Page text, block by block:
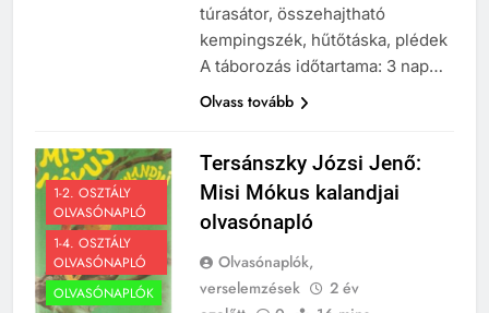
túrasátor, összehajtható
kempingszék, hűtőtáska, plédek
A táborozás időtartama: 3 nap…
Olvass tovább
1-2. OSZTÁLY
OLVASÓNAPLÓ
1-4. OSZTÁLY
OLVASÓNAPLÓ
OLVASÓNAPLÓK
Tersánszky Józsi Jenő:
Misi Mókus kalandjai
olvasónapló
Olvasónaplók,
verselemzések
2 év
241
Ki találta fel a gőzgépet?
KI TALÁLTA FEL
TÖRTÉNELEM ÉRDEKESSÉGEK
242